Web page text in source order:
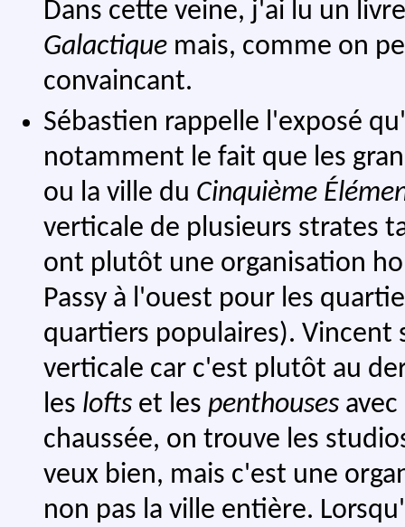
Dans cette veine, j'ai lu un
Galactique mais, comme on
convaincant.
Sébastien rappelle l'exposé
notamment le fait que les
ou la ville du Cinquième
verticale de plusieurs strates
ont plutôt une organisation
Passy à l'ouest pour les
quartiers populaires). Vincent
verticale car c'est plutôt au
les lofts et les penthouses
chaussée, on trouve les
veux bien, mais c'est une
non pas la ville entière.